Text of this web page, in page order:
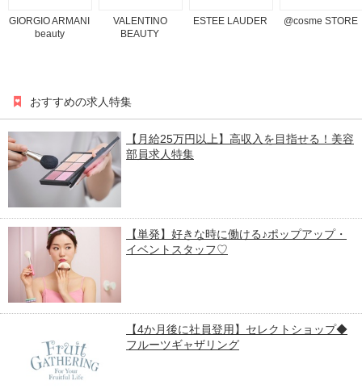
GIORGIO ARMANI
beauty
VALENTINO
BEAUTY
ESTEE LAUDER @cosme STORE
おすすめの求人特集
【月給25万円以上】高収入を目指せる！美容
部員求人特集
【単発】好きな時に働ける♪ポップアップ・
イベントスタッフ♡
【4か月後に社員登用】セレクトショップ◆
フルーツギャザリング